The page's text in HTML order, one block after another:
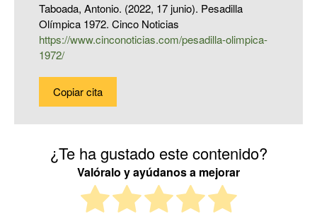
Taboada, Antonio. (2022, 17 junio). Pesadilla
Olímpica 1972. Cinco Noticias
https://www.cinconoticias.com/pesadilla-olimpica-
1972/
Copiar cita
¿Te ha gustado este contenido?
Valóralo y ayúdanos a mejorar